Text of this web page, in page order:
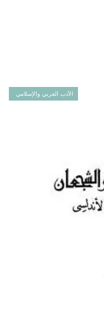
الأدب العربي والإسلامي